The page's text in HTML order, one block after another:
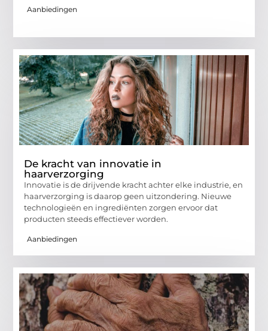
Aanbiedingen
De kracht van innovatie in
haarverzorging
Innovatie is de drijvende kracht achter elke industrie, en
haarverzorging is daarop geen uitzondering. Nieuwe
technologieën en ingrediënten zorgen ervoor dat
producten steeds effectiever worden.
Aanbiedingen